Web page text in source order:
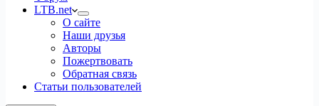
LTB.net
О сайте
Наши друзья
Авторы
Пожертвовать
Обратная связь
Статьи пользователей